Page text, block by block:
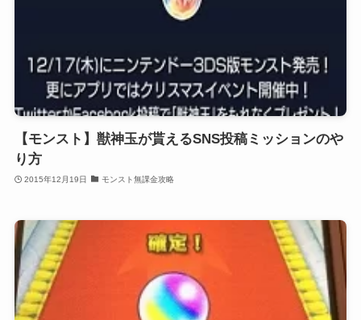
【モンスト】獣神玉が貰えるSNS投稿ミッションのや
り方
2015年12月19日 モンスト無課金攻略